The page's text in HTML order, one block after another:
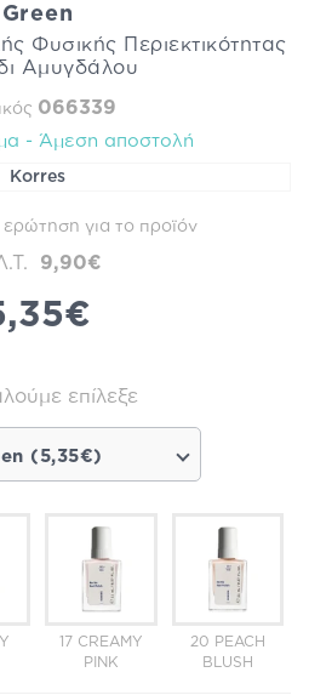
Green
Φυσικής Περιεκτικότητας
Αμυγδάλου
066339
- Άμεση αποστολή
Korres
για το προϊόν
9,90€
επίλεξε
(5,35€)
17 CREAMY
PINK
20 PEACH
BLUSH